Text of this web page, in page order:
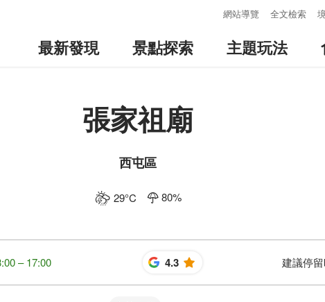
網站導覽 全文檢索
最新發現 景點探索 主題玩法
張家祖廟
西屯區
29°C 80%
– 17:00 4.3 星 建議停留